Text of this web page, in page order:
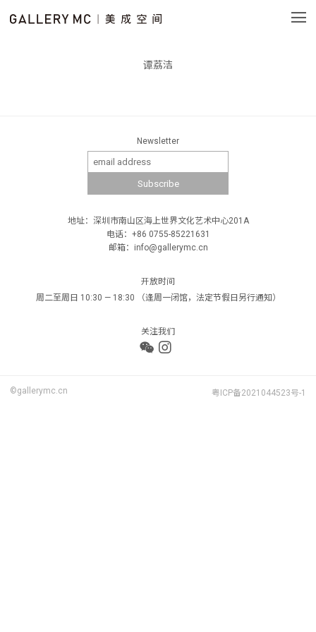
谭荔洁
Newsletter
地址：深圳市南山区海上世界文化艺术中心201A
电话：+86 0755-85221631
邮箱：info@gallerymc.cn
开放时间
周二至周日 10:30 — 18:30 （逢周一闭馆，法定节假日另行通知）
关注我们
©gallerymc.cn 粤ICP备2021044523号-1